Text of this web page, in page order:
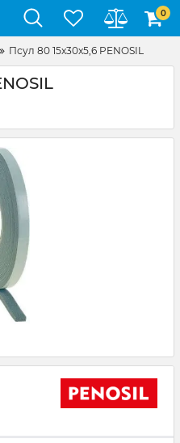
0
Псул 80 15x30x5,6 PENOSIL